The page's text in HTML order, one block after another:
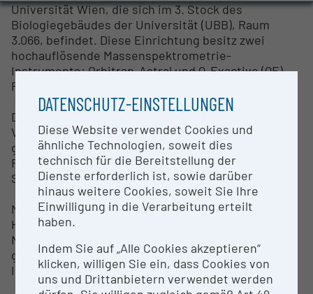
Universität Wien, die sich im 3. Stock des
Biologiegebäudes der Universität (UBB), Raum
3.066, befindet. Diese Einrichtung besitz zwei
hochauflösende Massenspektrometrie-
Instrumente: Orbitrap-Astral und Q-Exactive (QE)
Plus, beide von Thermo Scientific.
Das Orbitrap-Astral-Instrument ist mit einem
Vanquish Neo-Liquid-Chromatographiesystem
gekoppelt. Zusätzlich ist das Orbitrap-Astral mit
FAIMS verbunden, was eine zusätzliche
Sensitivitätssteigerung bei Messungen ermöglicht.
Neben dem Orbitrap-Astral ist das QE Plus
Hochauflösungsinstrument ebenfalls mit einem
Nano-Flow-Liquid-Chromatographiesystem
gekoppelt und Teil dieser Massenspektrometrie-
Infrastruktur.
DATENSCHUTZ-EINSTELLUNGEN
Diese Website verwendet Cookies und
ähnliche Technologien, soweit dies
technisch für die Bereitstellung der
Dienste erforderlich ist, sowie darüber
hinaus weitere Cookies, soweit Sie Ihre
Einwilligung in die Verarbeitung erteilt
haben.
Indem Sie auf „Alle Cookies akzeptieren“
klicken, willigen Sie ein, dass Cookies von
uns und Drittanbietern verwendet werden